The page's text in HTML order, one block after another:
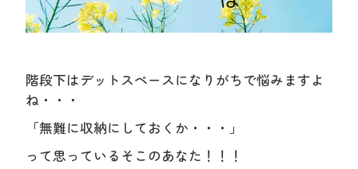
階段下はデットスペースになりがちで悩みますよ
ね・・・
「無難に収納にしておくか・・・」
って思っているそこのあなた！！！